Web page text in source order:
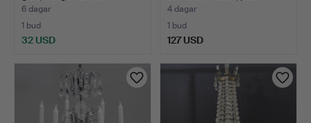
6 dagar
1 bud
32 USD
4 dagar
1 bud
127 USD